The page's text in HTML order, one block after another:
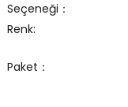
Seçeneği：
Renk:
Paket：